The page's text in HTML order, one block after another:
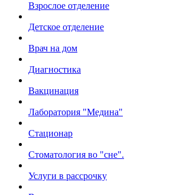
Взрослое отделение
Детское отделение
Врач на дом
Диагностика
Вакцинация
Лаборатория "Медина"
Стационар
Стоматология во "сне".
Услуги в рассрочку